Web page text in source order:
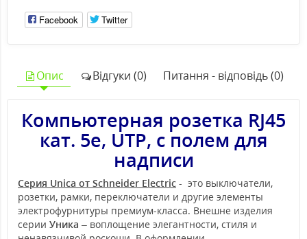
Facebook Twitter
Опис Відгуки (0) Питання - відповідь (0)
Компьютерная розетка RJ45
кат. 5е, UTP, с полем для
надписи
Серия Unica от Schneider Electric - это выключатели,
розетки, рамки, переключатели и другие элементы
электрофурнитуры премиум-класса. Внешне изделия
серии Уника – воплощение элегантности, стиля и